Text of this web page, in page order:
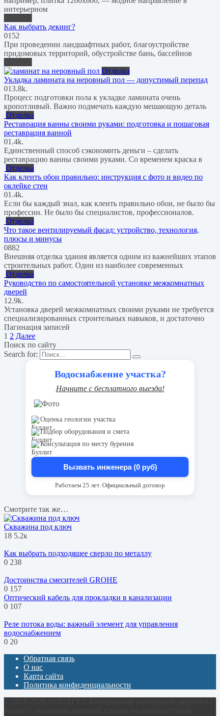
интерьерном
Как выбрать декинг?
0152
При проведении ландшафтных работ, благоустройстве
придомовых территорий, обустройстве бань, бассейнов
Отделка
Укладка ламината на неровный пол — допустимый перепад
013.8k.
Процесс подготовки пола к укладке ламината очень
кропотливый. Важно подмечать каждую мешающую деталь
Отделка
Реставрация ванны своими руками: подготовка и пошаговая
реставрация ванной
01.4k.
Единственный способ сэкономить деньги – сделать
реставрацию ванны своими руками. Со временем краска в
Отделка
Как клеить обои правильно: инструкция с фото и видео по
оклейке стен
01.4k.
Если бы каждый знал, как клеить правильно обои, не было бы
профессии. Не было бы специалистов, профессионалов.
Отделка
Что такое вентилируемый фасад: устройство, технология,
плюсы и минусы
0882
Внешняя отделка здания является одним из важнейших этапов
строительных работ. Один из наиболее современных
Отделка
Руководство по самостоятельной установке межкомнатных
дверей
1 2.9k.
Установка дверей межкомнатных своими руками не требуется
специализированных строительных навыков, и достаточно
Пагинация записей
1 2 Далее
Поиск по сайту
Search for:
Водоснабжение участка?
Начните с бесплатного выезда!
Оценка геологии участка
Подбор оборудования и смета
Консультация по месту бурения
Вызвать инженера (0 руб)
Работаем 25 лет. Официальный договор
Смотрите так же…
Скважина под ключ
18 5.2к
Как выбрать подходящее сверло по металлу
0 238
Достоинства смесителей GROHE
0 157
Оптический кабель для прокладки в канализации
0 107
Реле потока воды: важный элемент для управления
водоснабжением
0 20
Обратная связь
О нас
Карта сайта
Политика конфиденциальности